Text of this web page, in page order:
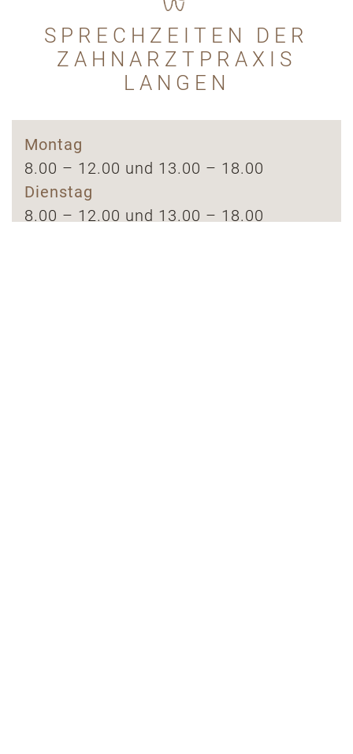
SPRECHZEITEN DER
ZAHNARZTPRAXIS
LANGEN
Montag
8.00 – 12.00 und 13.00 – 18.00
Dienstag
8.00 – 12.00 und 13.00 – 18.00